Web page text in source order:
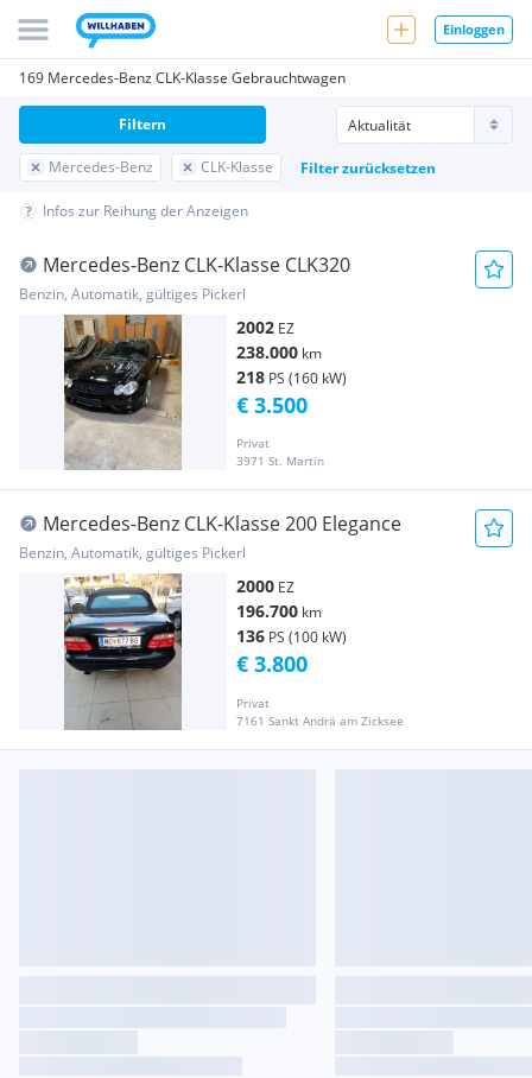
Einloggen
169 Mercedes-Benz CLK-Klasse Gebrauchtwagen
Mercedes-Benz CLK-Klasse Filter zurücksetzen
Filtern
Infos zur Reihung der Anzeigen
Mercedes-Benz CLK-Klasse CLK320
Benzin, Automatik, gültiges Pickerl
2002 EZ
238.000 km
218 PS (160 kW)
Privat
3971 St. Martin
€ 3.500
Mercedes-Benz CLK-Klasse 200 Elegance
Benzin, Automatik, gültiges Pickerl
2000 EZ
196.700 km
136 PS (100 kW)
Privat
7161 Sankt Andrä am Zicksee
€ 3.800